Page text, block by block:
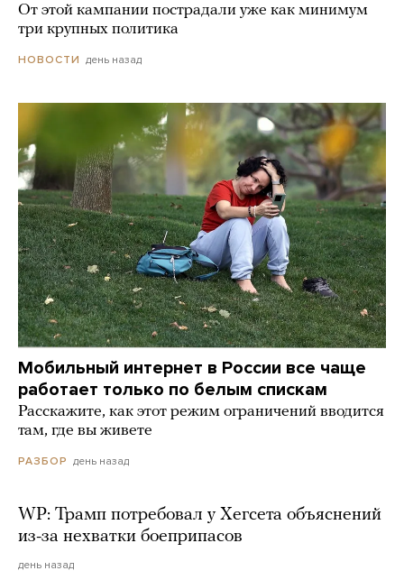
От этой кампании пострадали уже как минимум
три крупных политика
НОВОСТИ день назад
Мобильный интернет в России все чаще
работает только по белым спискам
Расскажите, как этот режим ограничений вводится
там, где вы живете
РАЗБОР день назад
WP: Трамп потребовал у Хегсета объяснений
из-за нехватки боеприпасов
день назад